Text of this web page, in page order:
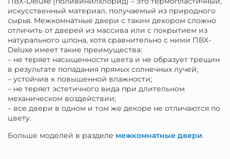
искусственный материал, получаемый из природного
сырья. Межкомнатные двери с таким декором сложно
отличить от дверей из массива или с покрытием из
натурального шпона, хотя сравнительно с ними ПВХ-
Deluxe имеет такие преимущества:
– не теряет насыщенности цвета и не образует трещин
в результате попадания прямых солнечных лучей;
– устойчив к повышенной влажности;
– не теряет эстетичного вида при длительном
механическом воздействии;
– все двери в одном и том же декоре не отличаются по
цвету.
Больше моделей в разделе межкомнатные двери.